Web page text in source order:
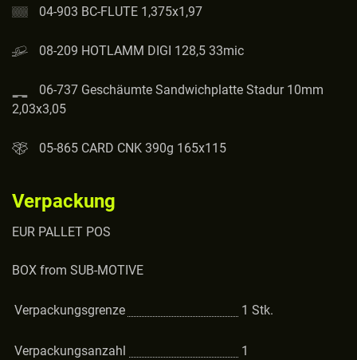
04-903 BC-FLUTE 1,375x1,97
08-209 HOTLAMM DIGI 128,5 33mic
06-737 Geschäumte Sandwichplatte Stadur 10mm
2,03x3,05
05-865 CARD CNK 390g 165x115
Verpackung
EUR PALLET POS
BOX from SUB-MOTIVE
Verpackungsgrenze 1 Stk.
Verpackungsanzahl 1